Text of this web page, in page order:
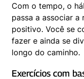
Com o tempo, o
passa a associar
positivo. Você se
fazer e ainda se
longo do caminho.
Exercícios com